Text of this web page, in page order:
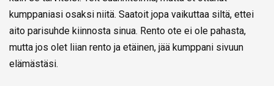
kumppaniasi osaksi niitä. Saatoit jopa vaikuttaa siltä, ettei
aito parisuhde kiinnosta sinua. Rento ote ei ole pahasta,
mutta jos olet liian rento ja etäinen, jää kumppani sivuun
elämästäsi.